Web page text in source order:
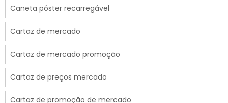
Caneta pôster recarregável
Cartaz de mercado
Cartaz de mercado promoção
Cartaz de preços mercado
Cartaz de promoção de mercado